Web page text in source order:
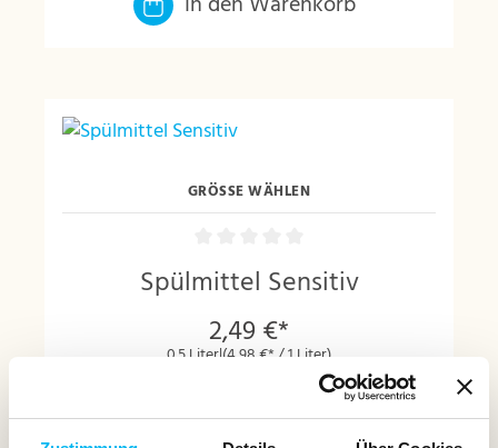
GRÖSSE WÄHLEN
Spülmittel Sensitiv
2,49 €*
0.5 Liter|(4,98 €* / 1 Liter)
In den Warenkorb